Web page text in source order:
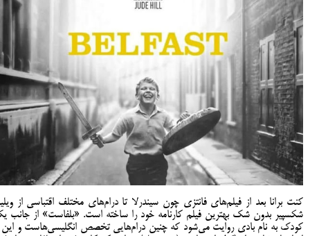
کنت برانا بعد از فیلم‌های فانتزی چون سیندرلا تا درام‌های مختلف اقتباسی از
شکسپیر بدون شک بهترین فیلم کارنامه خود را ساخته است. «بلفاست» از جانب
کودک به نام بادی روایت می‌شود که چنین درام‌هایی تخصص انگلیسی‌هاست و این